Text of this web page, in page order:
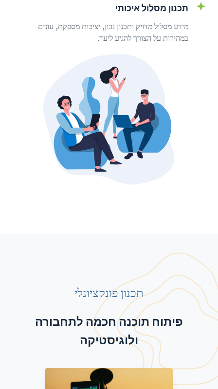
תכנון מסלול איכותי
מידע מסלול מדויק ותכנון נכון, יציבות מספקת, עונים
במהירות על הצורך להגיע ליעד.
תכנון פונקציונלי
פיתוח תוכנה חכמה לתחבורה
ולוגיסטיקה